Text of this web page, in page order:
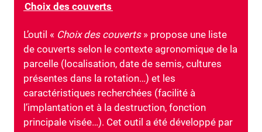
Choix des couverts
L’outil « Choix des couverts » propose une liste
de couverts selon le contexte agronomique de la
parcelle (localisation, date de semis, cultures
présentes dans la rotation…) et les
caractéristiques recherchées (facilité à
l’implantation et à la destruction, fonction
principale visée…). Cet outil a été développé par